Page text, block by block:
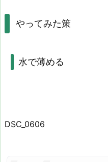
やってみた策
水で薄める
DSC_0606